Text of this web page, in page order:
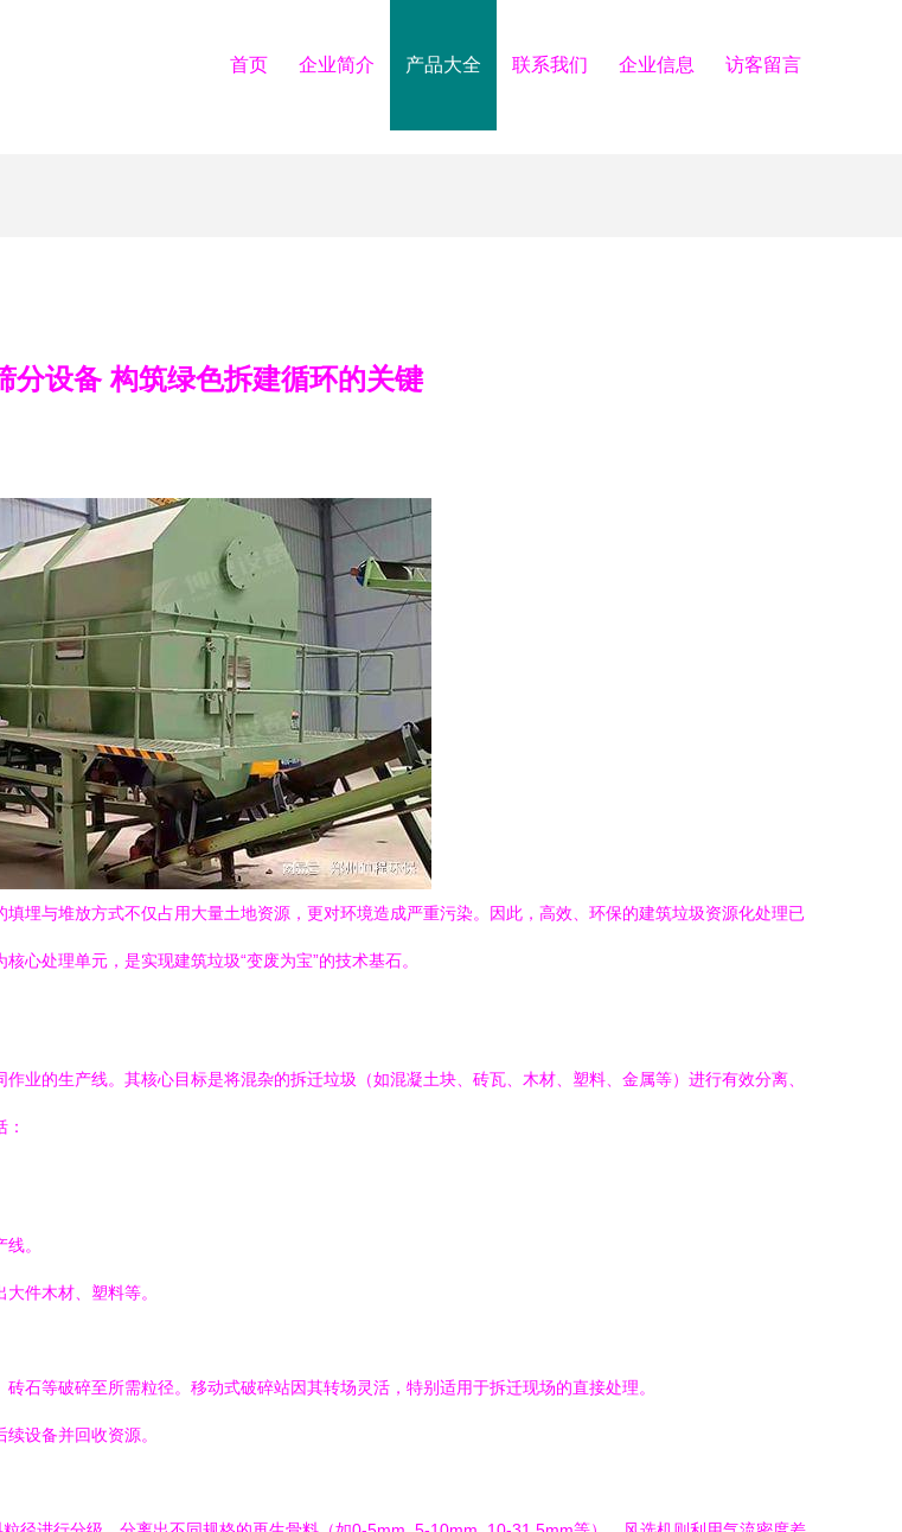
首页 企业简介 产品大全 联系我们 企业信息 访客留言
分设备 构筑绿色拆建循环的关键
埋与堆放方式不仅占用大量土地资源，更对环境造成严重污染。因此，高效、环保的建筑垃圾资源化处理已
心处理单元，是实现建筑垃圾“变废为宝”的技术基石。
业的生产线。其核心目标是将混杂的拆迁垃圾（如混凝土块、砖瓦、木材、塑料、金属等）进行有效分离、
。
件木材、塑料等。
石等破碎至所需粒径。移动式破碎站因其转场灵活，特别适用于拆迁现场的直接处理。
设备并回收资源。